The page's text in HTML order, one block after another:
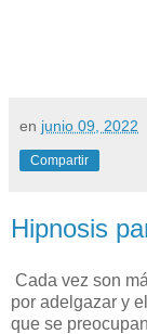
en junio 09, 2022
Compartir
Hipnosis
Cada vez son
por adelgazar y
que se